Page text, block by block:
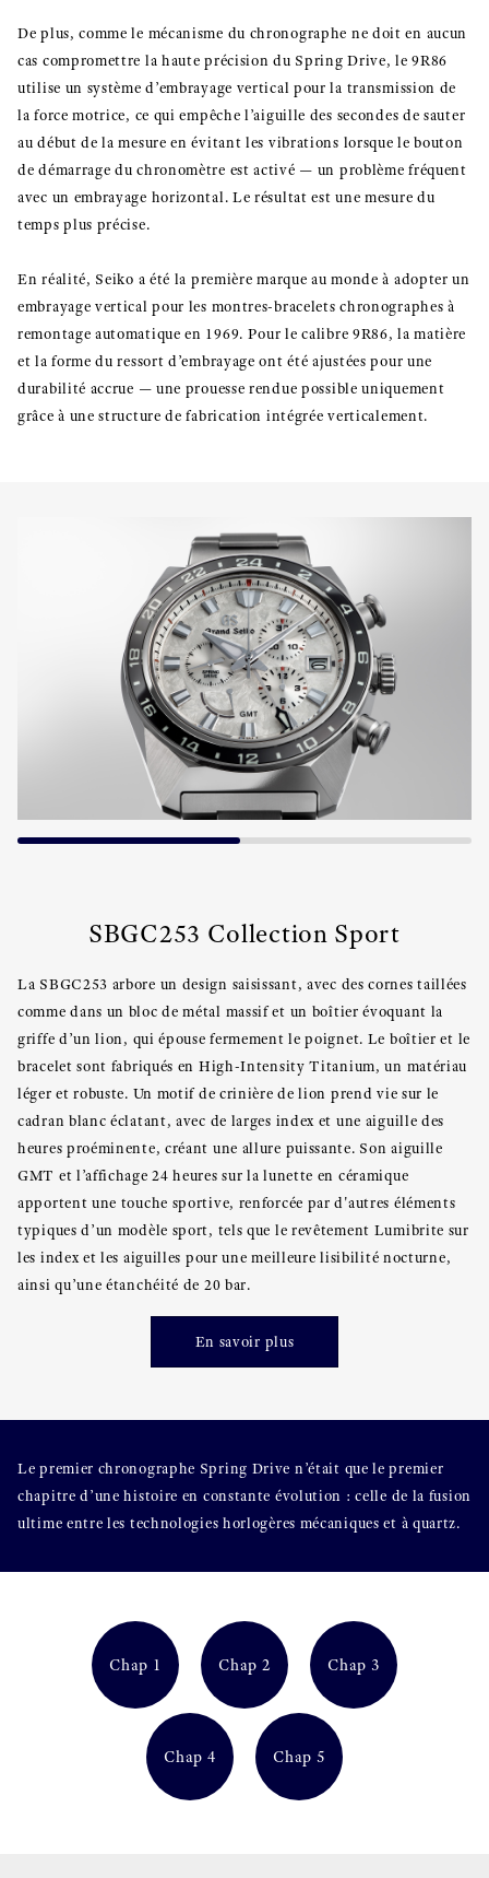
De plus, comme le mécanisme du chronographe ne doit en aucun
cas compromettre la haute précision du Spring Drive, le 9R86
utilise un système d’embrayage vertical pour la transmission de
la force motrice, ce qui empêche l’aiguille des secondes de sauter
au début de la mesure en évitant les vibrations lorsque le bouton
de démarrage du chronomètre est activé — un problème fréquent
avec un embrayage horizontal. Le résultat est une mesure du
temps plus précise.
En réalité, Seiko a été la première marque au monde à adopter un
embrayage vertical pour les montres-bracelets chronographes à
remontage automatique en 1969. Pour le calibre 9R86, la matière
et la forme du ressort d’embrayage ont été ajustées pour une
durabilité accrue — une prouesse rendue possible uniquement
grâce à une structure de fabrication intégrée verticalement.
SBGC253 Collection Sport
La SBGC253 arbore un design saisissant, avec des cornes taillées
comme dans un bloc de métal massif et un boîtier évoquant la
griffe d’un lion, qui épouse fermement le poignet. Le boîtier et le
bracelet sont fabriqués en High-Intensity Titanium, un matériau
léger et robuste. Un motif de crinière de lion prend vie sur le
cadran blanc éclatant, avec de larges index et une aiguille des
heures proéminente, créant une allure puissante. Son aiguille
GMT et l’affichage 24 heures sur la lunette en céramique
apportent une touche sportive, renforcée par d'autres éléments
typiques d’un modèle sport, tels que le revêtement Lumibrite sur
les index et les aiguilles pour une meilleure lisibilité nocturne,
ainsi qu’une étanchéité de 20 bar.
En savoir plus
Le premier chronographe Spring Drive n’était que le premier
chapitre d’une histoire en constante évolution : celle de la fusion
ultime entre les technologies horlogères mécaniques et à quartz.
Chap 1 Chap 2 Chap 3
Chap 4 Chap 5